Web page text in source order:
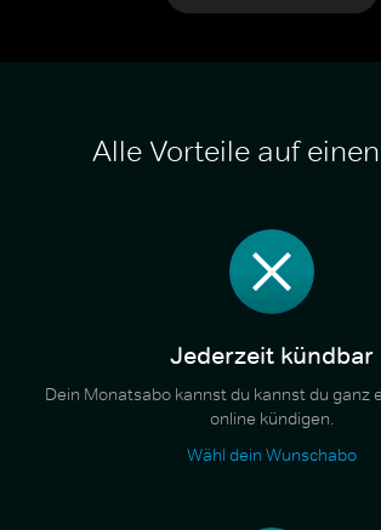
Alle Vorteile auf
Jederzeit kündbar
Dein Monatsabo kannst du kannst du ganz
online kündigen.
Wähl dein Wunschabo